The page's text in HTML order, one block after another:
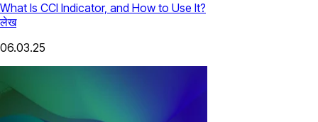
What Is CCI Indicator, and How to Use It?
लेख
06.03.25